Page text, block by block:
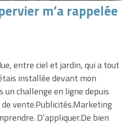
m’a rappelée
entre ciel et jardin, qui a tout
installée devant mon
un challenge en ligne depuis
vente.Publicités.Marketing
D’appliquer.De bien